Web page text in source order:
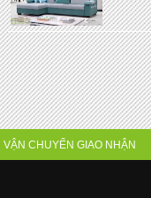
VẬN CHUYỂN GIAO NHẬN